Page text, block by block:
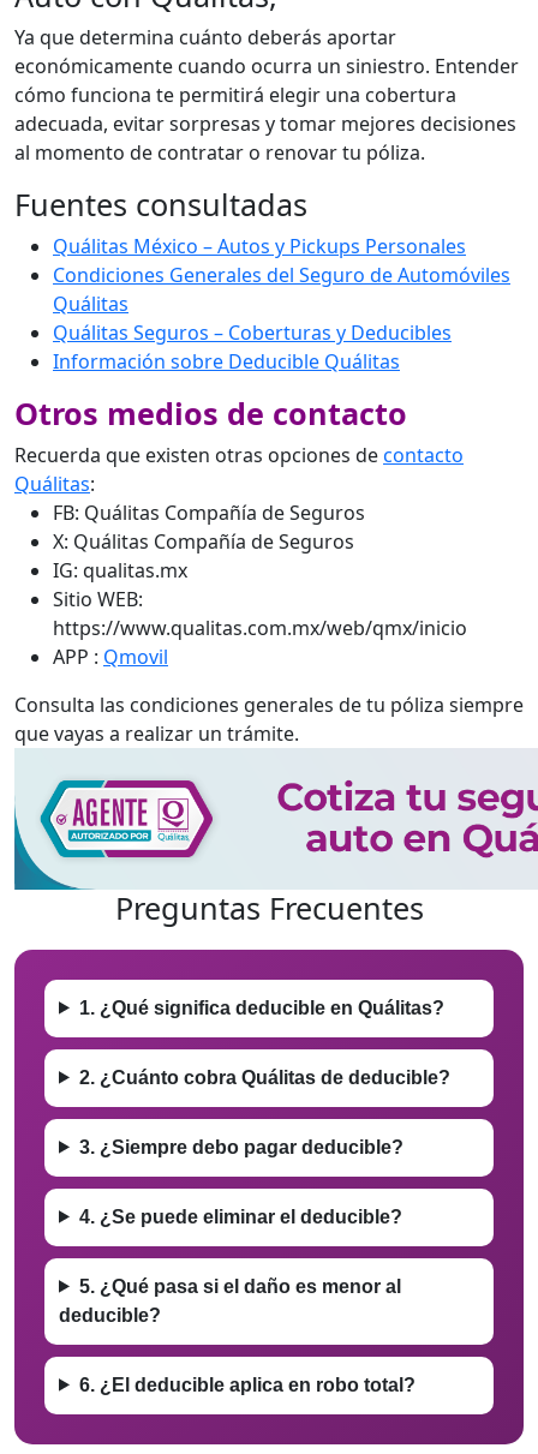
Ya que determina cuánto deberás aportar
económicamente cuando ocurra un siniestro. Entender
cómo funciona te permitirá elegir una cobertura
adecuada, evitar sorpresas y tomar mejores decisiones
al momento de contratar o renovar tu póliza.
Fuentes consultadas
Quálitas México – Autos y Pickups Personales
Condiciones Generales del Seguro de Automóviles
Quálitas
Quálitas Seguros – Coberturas y Deducibles
Información sobre Deducible Quálitas
Otros medios de contacto
Recuerda que existen otras opciones decontacto
Quálitas:
FB: Quálitas Compañía de Seguros
X: Quálitas Compañía de Seguros
IG: qualitas.mx
Sitio WEB:
https://www.qualitas.com.mx/web/qmx/inicio
APP : Qmovil
Consulta las condiciones generales de tu póliza siempre
que vayas a realizar un trámite.
Preguntas Frecuentes
1. ¿Qué significa deducible en Quálitas?
2. ¿Cuánto cobra Quálitas de deducible?
3. ¿Siempre debo pagar deducible?
4. ¿Se puede eliminar el deducible?
5. ¿Qué pasa si el daño es menor al
deducible?
6. ¿El deducible aplica en robo total?